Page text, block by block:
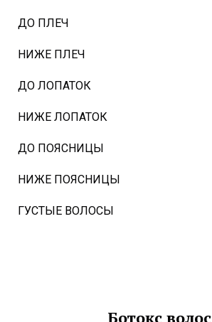
ДО ПЛЕЧ
НИЖЕ ПЛЕЧ
ДО ЛОПАТОК
НИЖЕ ЛОПАТОК
ДО ПОЯСНИЦЫ
НИЖЕ ПОЯСНИЦЫ
ГУСТЫЕ ВОЛОСЫ
Ботокс волос